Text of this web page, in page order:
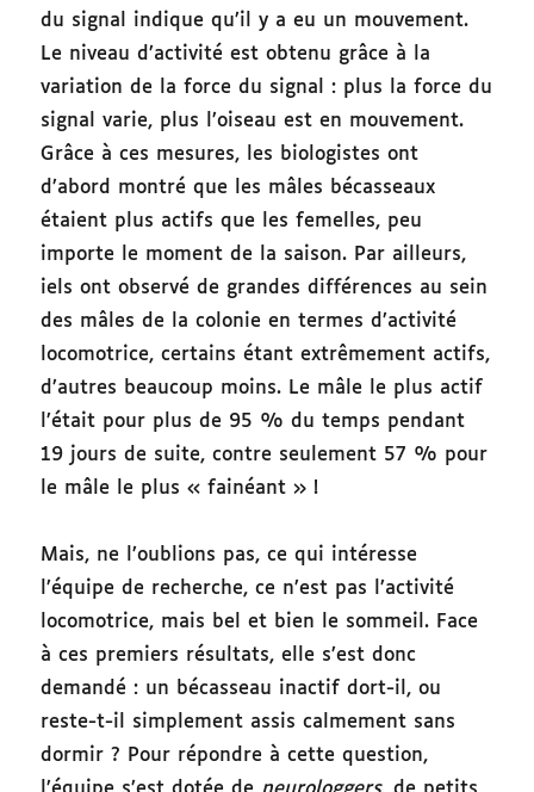
du signal indique qu’il y a eu un mouvement.
Le niveau d’activité est obtenu grâce à la
variation de la force du signal : plus la force du
signal varie, plus l’oiseau est en mouvement.
Grâce à ces mesures, les biologistes ont
d’abord montré que les mâles bécasseaux
étaient plus actifs que les femelles, peu
importe le moment de la saison. Par ailleurs,
iels ont observé de grandes différences au sein
des mâles de la colonie en termes d’activité
locomotrice, certains étant extrêmement actifs,
d’autres beaucoup moins. Le mâle le plus actif
l’était pour plus de 95 % du temps pendant
19 jours de suite, contre seulement 57 % pour
le mâle le plus « fainéant » !
Mais, ne l’oublions pas, ce qui intéresse
l’équipe de recherche, ce n’est pas l’activité
locomotrice, mais bel et bien le sommeil. Face
à ces premiers résultats, elle s’est donc
demandé : un bécasseau inactif dort-il, ou
reste-t-il simplement assis calmement sans
dormir ? Pour répondre à cette question,